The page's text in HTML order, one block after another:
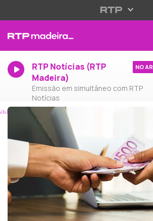
RTP Notícias (RTP
Madeira)
Emissão em simultâneo com RTP
Notícias
NO AR